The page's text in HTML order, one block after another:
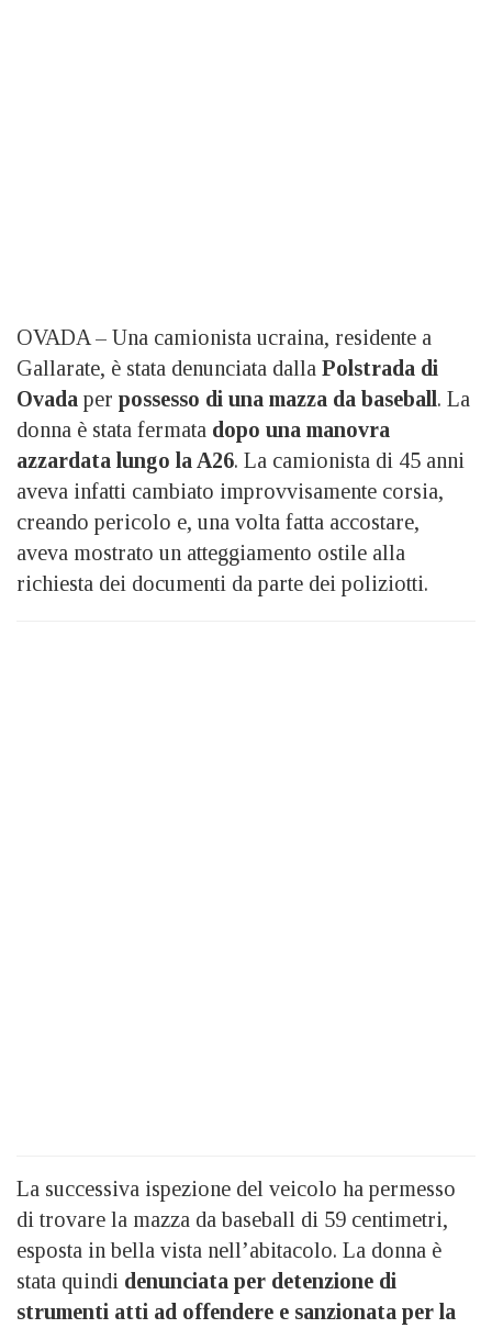
OVADA – Una camionista ucraina, residente a
Gallarate, è stata denunciata dalla Polstrada di
Ovada per possesso di una mazza da baseball . La
donna è stata fermata dopo una manovra
azzardata lungo la A26. La camionista di 45 anni
aveva infatti cambiato improvvisamente corsia,
creando pericolo e, una volta fatta accostare,
aveva mostrato un atteggiamento ostile alla
richiesta dei documenti da parte dei poliziotti.
La successiva ispezione del veicolo ha permesso
di trovare la mazza da baseball di 59 centimetri,
esposta in bella vista nell’abitacolo. La donna è
stata quindi denunciata per detenzione di
strumenti atti ad offendere e sanzionata per la